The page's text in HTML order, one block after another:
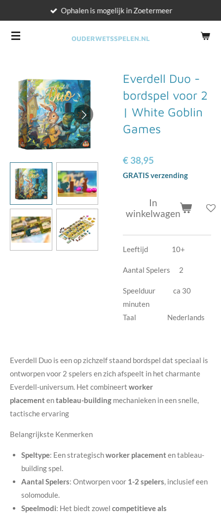
naar
OUDERWETSSPELEN.NL
Ophalen is mogelijk in Zoetermeer
Everdell Duo -
bordspel voor 2
| White Goblin
Games
€ 38,95
GRATIS verzending
In
winkelwagen
Leeftijd 10+
Aantal Spelers 2
Speelduur ca 30
minuten
Taal Nederlands
Everdell Duo is een op zichzelf staand bordspel dat speciaal is
ontworpen voor 2 spelers en zich afspeelt in het charmante
Everdell-universum. Het combineert worker
placemententableau-building mechanieken in een snelle,
tactische ervaring
Belangrijkste Kenmerken
Speltype: Een strategischworker placementen tableau-
building spel.
Aantal Spelers: Ontworpen voor 1-2 spelers, inclusief een
solomodule.
Speelmodi: Het biedt zowel competitieve als